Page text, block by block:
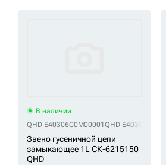
В наличии
QHD E40306C0M00001 QHD
Звено гусеничной цепи
замыкающее 1L СК-6215150
QHD